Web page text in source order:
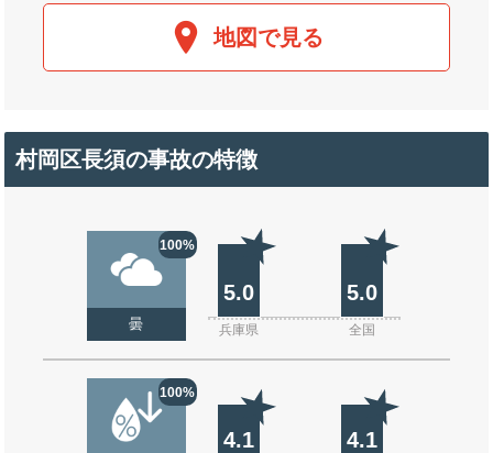
地図で見る
村岡区長須の事故の特徴
100%
曇
5.0 5.0
兵庫県 全国
100%
4.1 4.1